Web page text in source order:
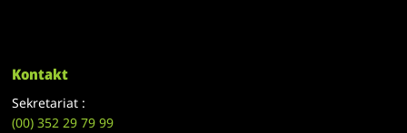
Kontakt
Sekretariat :
(00)352 29 79 99